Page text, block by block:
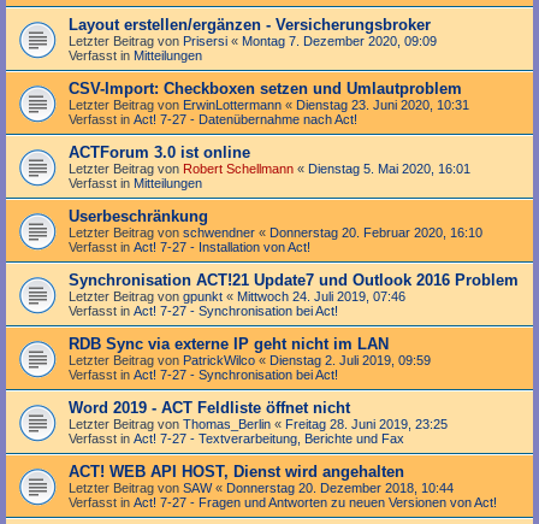
Layout erstellen/ergänzen - Versicherungsbroker
Letzter Beitrag von Prisersi « Montag 7. Dezember 2020, 09:09
Verfasst in Mitteilungen
CSV-Import: Checkboxen setzen und Umlautproblem
Letzter Beitrag von ErwinLottermann « Dienstag 23. Juni 2020, 10:31
Verfasst in Act! 7-27 - Datenübernahme nach Act!
ACTForum 3.0 ist online
Letzter Beitrag von Robert Schellmann « Dienstag 5. Mai 2020, 16:01
Verfasst in Mitteilungen
Userbeschränkung
Letzter Beitrag von schwendner « Donnerstag 20. Februar 2020, 16:10
Verfasst in Act! 7-27 - Installation von Act!
Synchronisation ACT!21 Update7 und Outlook 2016 Problem
Letzter Beitrag von gpunkt « Mittwoch 24. Juli 2019, 07:46
Verfasst in Act! 7-27 - Synchronisation bei Act!
RDB Sync via externe IP geht nicht im LAN
Letzter Beitrag von PatrickWilco « Dienstag 2. Juli 2019, 09:59
Verfasst in Act! 7-27 - Synchronisation bei Act!
Word 2019 - ACT Feldliste öffnet nicht
Letzter Beitrag von Thomas_Berlin « Freitag 28. Juni 2019, 23:25
Verfasst in Act! 7-27 - Text­­ver­arbei­tung, Berichte und Fax
ACT! WEB API HOST, Dienst wird angehalten
Letzter Beitrag von SAW« Donnerstag 20. Dezember 2018, 10:44
Verfasst in Act! 7-27 - Fragen und Antworten zu neuen Versionen von Act!